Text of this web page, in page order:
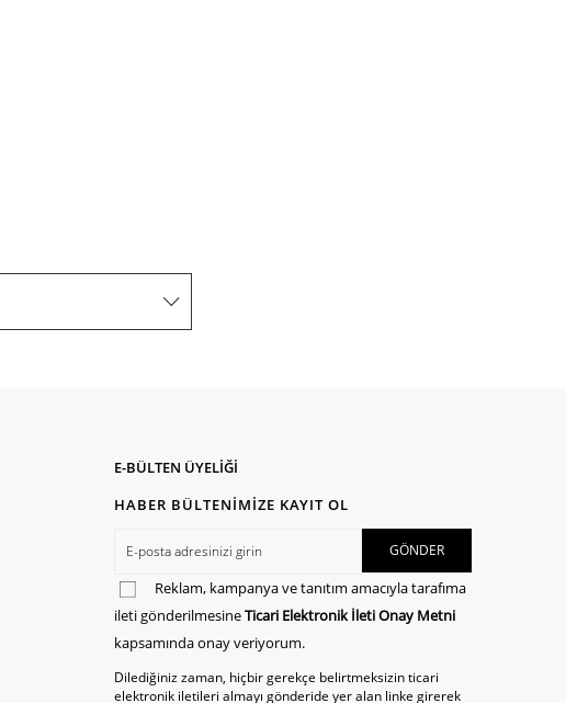
E-BÜLTEN ÜYELİĞİ
HABER BÜLTENİMİZE KAYIT OL
Reklam, kampanya ve tanıtım amacıyla tarafıma
ileti gönderilmesineTicari Elektronik İleti Onay Metni
kapsamında onay veriyorum.
Dilediğiniz zaman, hiçbir gerekçe belirtmeksizin ticari
elektronik iletileri almayı gönderide yer alan linke girerek